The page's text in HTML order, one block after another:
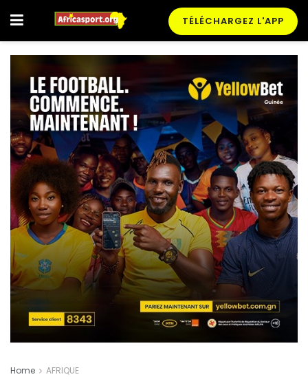
TÉLÉCHARGEZ L'APP
Home AFRIQUE